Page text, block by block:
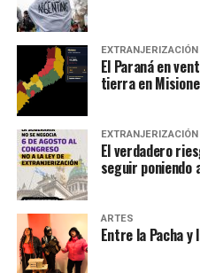
EXTRANJERIZACIÓN
El Paraná en
tierra en
EXTRANJERIZACIÓN
El verdadero
seguir poniendo
ARTES
Entre la Pacha